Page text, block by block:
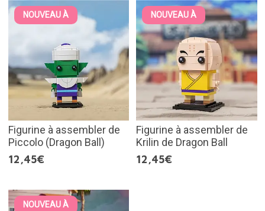
NOUVEAU À
Figurine à assembler de
Piccolo (Dragon Ball)
12,45€
NOUVEAU À
Figurine à assembler de
Krilin de Dragon Ball
12,45€
NOUVEAU À